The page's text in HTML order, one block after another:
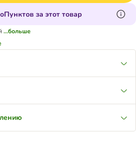
за этот товар
...больше